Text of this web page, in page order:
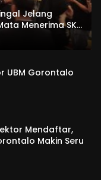
Jelang
Menerima SKL
UBM Gorontalo
Mendaftar,
Makin Seru